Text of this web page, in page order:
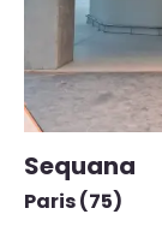
Sequana
Paris (75)